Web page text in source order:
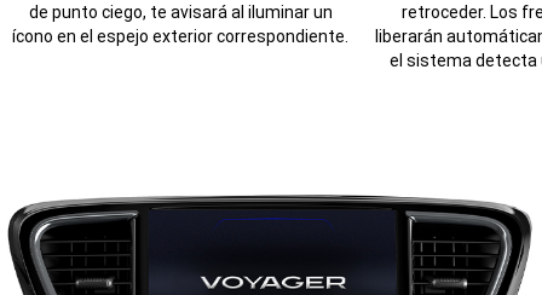
de punto ciego, te avisará al iluminar un
ícono en el espejo exterior correspondiente.
retroceder. Los
liberarán
el sistema detecta